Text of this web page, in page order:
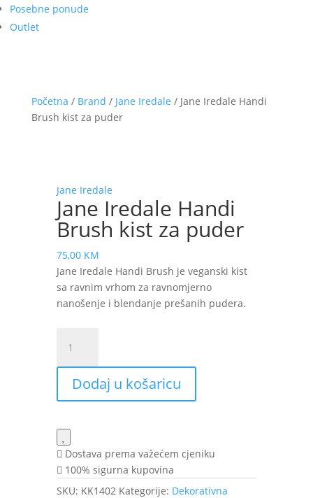
Posebne ponude
Outlet
Početna / Brand / Jane Iredale / Jane Iredale Handi
Brush kist za puder
Jane Iredale
Jane Iredale Handi
Brush kist za puder
75,00 KM
Jane Iredale Handi Brush je veganski kist
sa ravnim vrhom za ravnomjerno
nanošenje i blendanje prešanih pudera.
Iredale
Handi
Brush
kist
puder
količina
Dodaj u košaricu
Dostava prema važećem cjeniku
100% sigurna kupovina
SKU: KK1402 Kategorije: Dekorativna